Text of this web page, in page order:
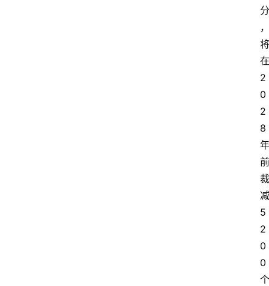
分
，
将
在
2
0
2
8
年
前
裁
减
5
2
0
0
个